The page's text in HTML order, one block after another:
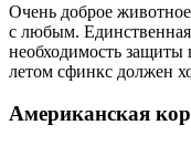
Очень доброе
с любым.
необходимость защиты
летом сфинкс должен
Американская